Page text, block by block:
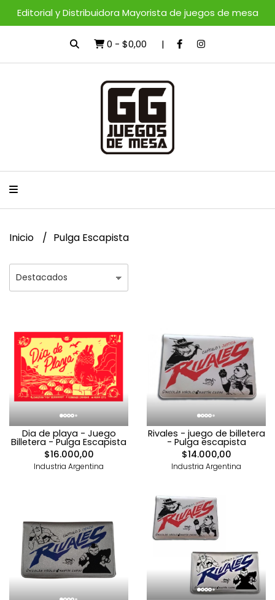
Editorial y Distribuidora Mayorista de juegos de mesa
0 - $0,00
Inicio Pulga Escapista
Dia de playa - Juego
Billetera - Pulga Escapista
$16.000,00
Industria Argentina
Rivales - juego de billetera
- Pulga escapista
$14.000,00
Industria Argentina